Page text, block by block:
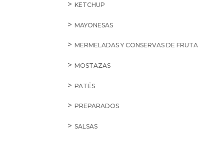
KETCHUP
MAYONESAS
MERMELADAS Y CONSERVAS DE FRUTA
MOSTAZAS
PATÉS
PREPARADOS
SALSAS